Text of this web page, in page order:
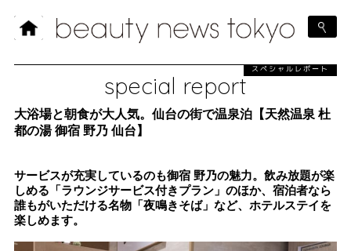
special report
スペシャルレポート
大浴場と朝食が大人気。仙台の街で温泉泊【天然温泉 杜
都の湯 御宿 野乃 仙台】
サービスが充実しているのも御宿 野乃の魅力。飲み放題が楽
しめる「ラウンジサービス付きプラン」のほか、宿泊者なら
誰もがいただける名物「夜鳴きそば」など、ホテルステイを
楽しめます。